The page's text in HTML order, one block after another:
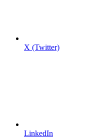
X (Twitter)
LinkedIn